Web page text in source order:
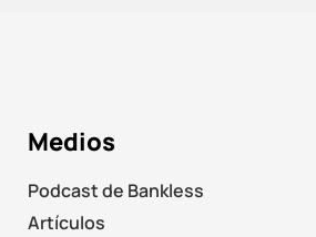
Medios
Podcast de Bankless
Artículos